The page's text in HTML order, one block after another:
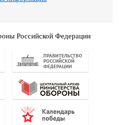
Российской Федерации